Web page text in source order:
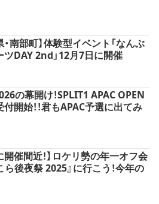
・南部町】体験型イベント「なんぶ
ツDAY 2nd」12月7日に開催
の幕開け！SPLIT1 APAC OPEN
付開始！！君もAPAC予選に出てみ
開催間近！】ロケリ勢の年一オフ会
ら後夜祭 2025』に行こう！今年の